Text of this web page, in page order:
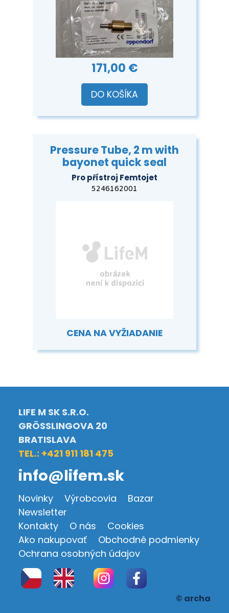
171,00 €
DO KOŠÍKA
Pressure Tube, 2 m with
bayonet quick seal
Pro přístroj Femtojet
5246162001
CENA NA VYŽIADANIE
LIFE M SK S.R.O.
GRÖSSLINGOVA 20
BRATISLAVA
TEL.: +421 911 181 475
info@lifem.sk
Novinky Výrobcovia
Bazar
Newsletter
Kontakty
O nás
Cookies
Ako nakupovať
Obchodné podmienky
Ochrana osobných údajov
© archa